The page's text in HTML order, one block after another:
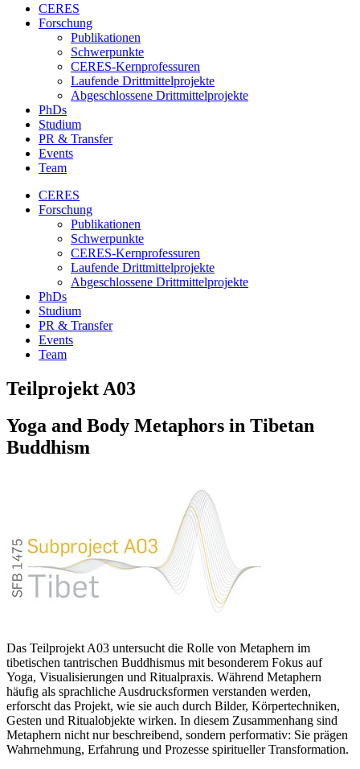
CERES
Forschung
Publikationen
Schwerpunkte
CERES-Kernprofessuren
Laufende Drittmittelprojekte
Abgeschlossene Drittmittelprojekte
PhDs
Studium
PR & Transfer
Events
Team
CERES
Forschung
Publikationen
Schwerpunkte
CERES-Kernprofessuren
Laufende Drittmittelprojekte
Abgeschlossene Drittmittelprojekte
PhDs
Studium
PR & Transfer
Events
Team
Teilprojekt A03
Yoga and Body Metaphors in Tibetan
Buddhism
Das Teilprojekt A03 untersucht die Rolle von Metaphern im
tibetischen tantrischen Buddhismus mit besonderem Fokus auf
Yoga, Visualisierungen und Ritualpraxis. Während Metaphern
häufig als sprachliche Ausdrucksformen verstanden werden,
erforscht das Projekt, wie sie auch durch Bilder, Körpertechniken,
Gesten und Ritualobjekte wirken. In diesem Zusammenhang sind
Metaphern nicht nur beschreibend, sondern performativ: Sie prägen
Wahrnehmung, Erfahrung und Prozesse spiritueller Transformation.